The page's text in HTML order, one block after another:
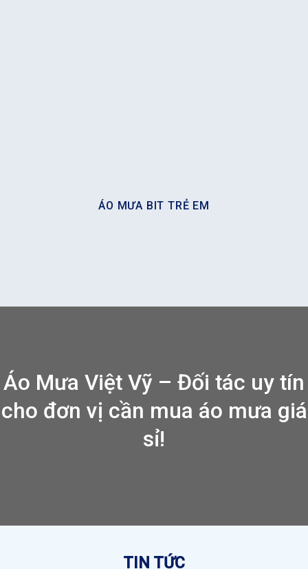
ÁO MƯA BIT TRẺ EM
Áo Mưa Việt Vỹ – Đối tác uy tín
cho đơn vị cần mua áo mưa giá
sỉ!
TIN TỨC